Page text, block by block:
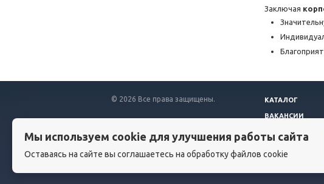
Заключая
© 2026 Все права защищены. КАТАЛОГ
ВАКАНСИИ
Мы используем cookie для улучшения работы сайта
Оставаясь на сайте вы соглашаетесь на обработку файлов cookie